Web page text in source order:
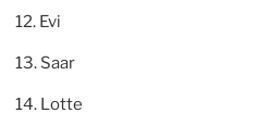
Evi
Saar
Lotte